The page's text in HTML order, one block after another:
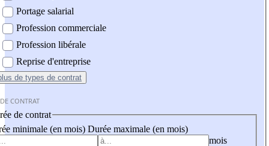
Portage salarial
Profession commerciale
Profession libérale
Reprise d'entreprise
de types de contrat
CONTRAT
de contrat
minimale (en mois) Durée maximale (en mois)
mois